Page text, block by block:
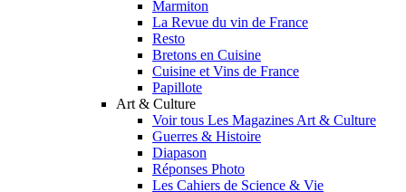
Marmiton
La Revue du vin de France
Resto
Bretons en Cuisine
Cuisine et Vins de France
Papillote
Art & Culture
Voir tous Les Magazines Art & Culture
Guerres & Histoire
Diapason
Réponses Photo
Les Cahiers de Science & Vie